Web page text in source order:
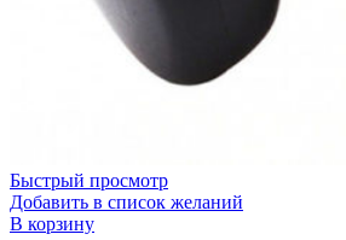
Быстрый просмотр
Добавить в список желаний
В корзину